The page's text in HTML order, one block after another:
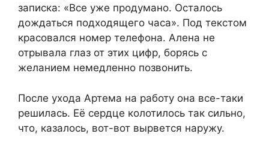
записка: «Все уже продумано. Осталось
дождаться подходящего часа». Под текстом
красовался номер телефона. Алена не
отрывала глаз от этих цифр, борясь с
желанием немедленно позвонить.
После ухода Артема на работу она все-таки
решилась. Её сердце колотилось так сильно,
что, казалось, вот-вот вырвется наружу.